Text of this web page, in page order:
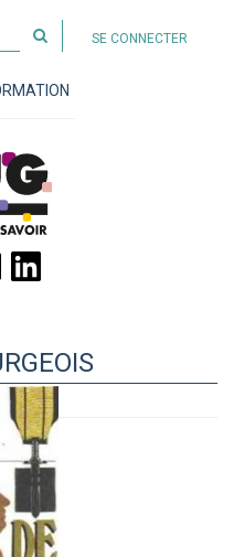
SE CONNECTER